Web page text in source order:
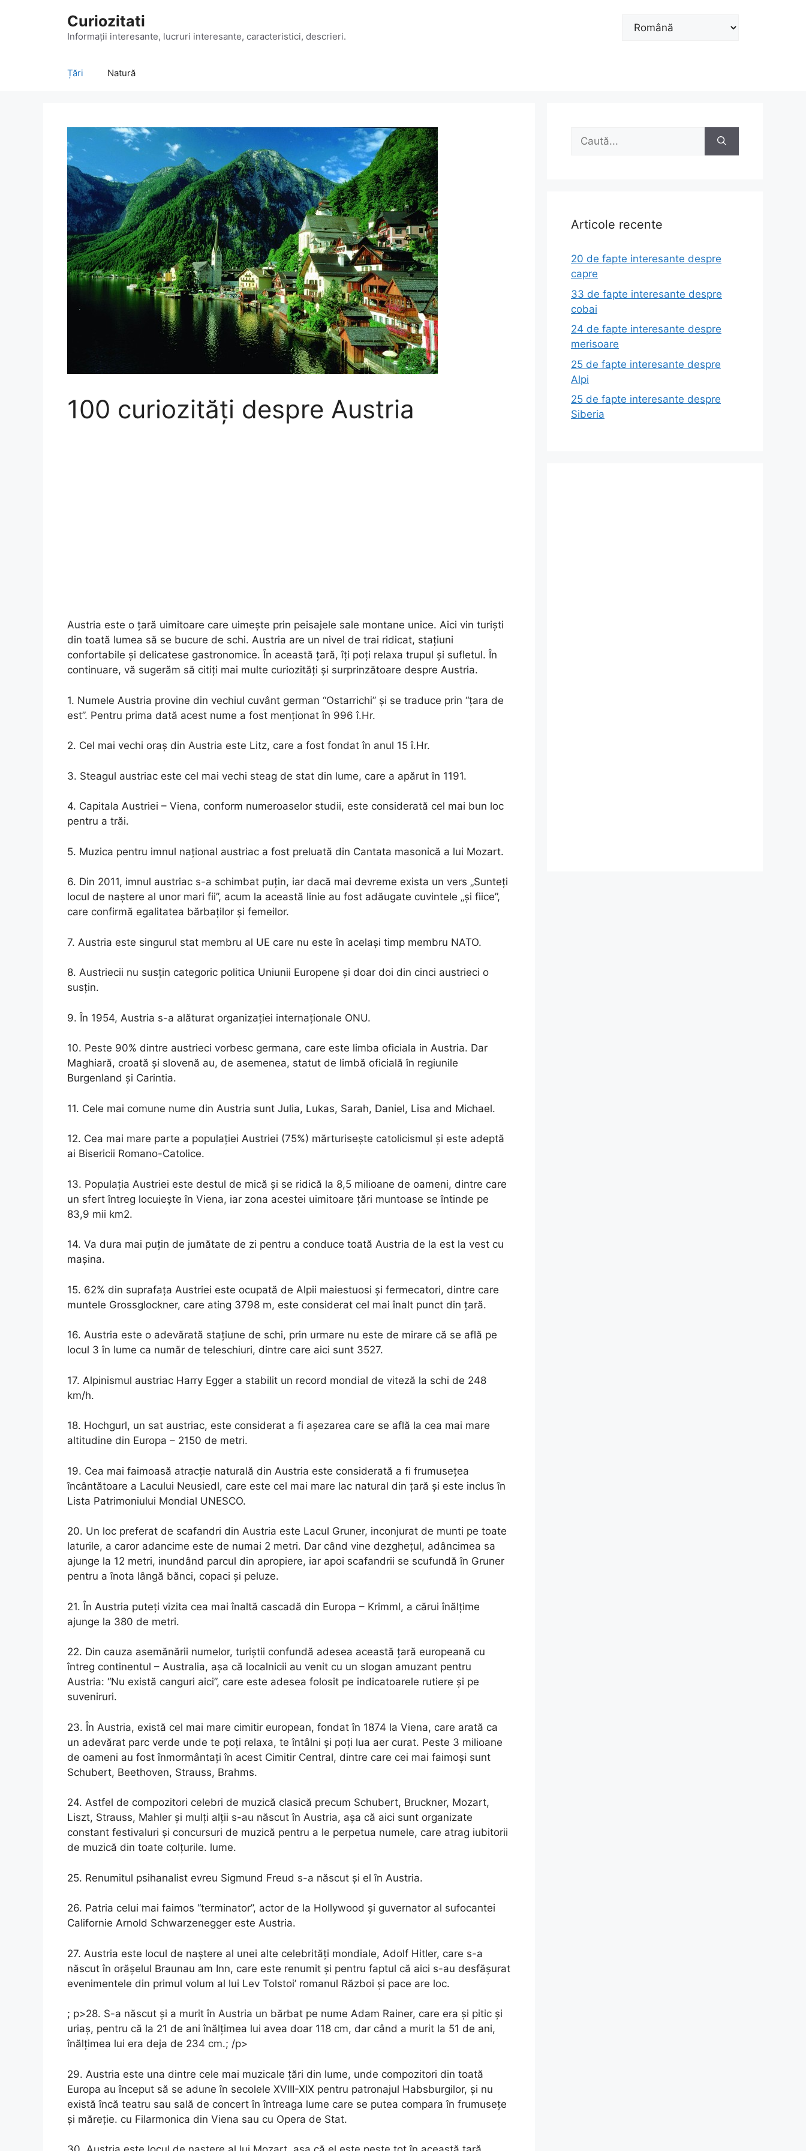
Curiozitati
Informații interesante, lucruri interesante, caracteristici, descrieri.
Alege
Țări Natură
100 curiozități despre Austria
Austria este o țară uimitoare care uimește prin peisajele sale montane unice. Aici vin turiști
din toată lumea să se bucure de schi. Austria are un nivel de trai ridicat, stațiuni
confortabile și delicatese gastronomice. În această țară, îți poți relaxa trupul și sufletul. În
continuare, vă sugerăm să citiți mai multe curiozități și surprinzătoare despre Austria.
1. Numele Austria provine din vechiul cuvânt german “Ostarrichi” și se traduce prin “țara de
est”. Pentru prima dată acest nume a fost menționat în 996 î.Hr.
2. Cel mai vechi oraș din Austria este Litz, care a fost fondat în anul 15 î.Hr.
3. Steagul austriac este cel mai vechi steag de stat din lume, care a apărut în 1191.
4. Capitala Austriei – Viena, conform numeroaselor studii, este considerată cel mai bun loc
pentru a trăi.
5. Muzica pentru imnul național austriac a fost preluată din Cantata masonică a lui Mozart.
6. Din 2011, imnul austriac s-a schimbat puțin, iar dacă mai devreme exista un vers „Sunteți
locul de naștere al unor mari fii”, acum la această linie au fost adăugate cuvintele „și fiice”,
care confirmă egalitatea bărbaților și femeilor.
7. Austria este singurul stat membru al UE care nu este în același timp membru NATO.
8. Austriecii nu susțin categoric politica Uniunii Europene și doar doi din cinci austrieci o
susțin.
9. În 1954, Austria s-a alăturat organizației internaționale ONU.
10. Peste 90% dintre austrieci vorbesc germana, care este limba oficiala in Austria. Dar
Maghiară, croată și slovenă au, de asemenea, statut de limbă oficială în regiunile
Burgenland și Carintia.
11. Cele mai comune nume din Austria sunt Julia, Lukas, Sarah, Daniel, Lisa and Michael.
12. Cea mai mare parte a populației Austriei (75%) mărturisește catolicismul și este adeptă
ai Bisericii Romano-Catolice.
13. Populația Austriei este destul de mică și se ridică la 8,5 milioane de oameni, dintre care
un sfert întreg locuiește în Viena, iar zona acestei uimitoare țări muntoase se întinde pe
83,9 mii km2.
14. Va dura mai puțin de jumătate de zi pentru a conduce toată Austria de la est la vest cu
mașina.
15. 62% din suprafața Austriei este ocupată de Alpii maiestuosi și fermecatori, dintre care
muntele Grossglockner, care ating 3798 m, este considerat cel mai înalt punct din țară.
16. Austria este o adevărată stațiune de schi, prin urmare nu este de mirare că se află pe
locul 3 în lume ca număr de teleschiuri, dintre care aici sunt 3527.
17. Alpinismul austriac Harry Egger a stabilit un record mondial de viteză la schi de 248
km/h.
18. Hochgurl, un sat austriac, este considerat a fi așezarea care se află la cea mai mare
altitudine din Europa – 2150 de metri.
19. Cea mai faimoasă atracție naturală din Austria este considerată a fi frumusețea
încântătoare a Lacului Neusiedl, care este cel mai mare lac natural din țară și este inclus în
Lista Patrimoniului Mondial UNESCO.
20. Un loc preferat de scafandri din Austria este Lacul Gruner, inconjurat de munti pe toate
laturile, a caror adancime este de numai 2 metri. Dar când vine dezghețul, adâncimea sa
ajunge la 12 metri, inundând parcul din apropiere, iar apoi scafandrii se scufundă în Gruner
pentru a înota lângă bănci, copaci și peluze.
21. În Austria puteți vizita cea mai înaltă cascadă din Europa – Krimml, a cărui înălțime
ajunge la 380 de metri.
22. Din cauza asemănării numelor, turiștii confundă adesea această țară europeană cu
întreg continentul – Australia, așa că localnicii au venit cu un slogan amuzant pentru
Austria: “Nu există canguri aici”, care este adesea folosit pe indicatoarele rutiere și pe
suveniruri.
23. În Austria, există cel mai mare cimitir european, fondat în 1874 la Viena, care arată ca
un adevărat parc verde unde te poți relaxa, te întâlni și poți lua aer curat. Peste 3 milioane
de oameni au fost înmormântați în acest Cimitir Central, dintre care cei mai faimoși sunt
Schubert, Beethoven, Strauss, Brahms.
24. Astfel de compozitori celebri de muzică clasică precum Schubert, Bruckner, Mozart,
Liszt, Strauss, Mahler și mulți alții s-au născut în Austria, așa că aici sunt organizate
constant festivaluri și concursuri de muzică pentru a le perpetua numele, care atrag iubitorii
de muzică din toate colțurile. lume.
25. Renumitul psihanalist evreu Sigmund Freud s-a născut și el în Austria.
26. Patria celui mai faimos “terminator”, actor de la Hollywood și guvernator al sufocantei
Californie Arnold Schwarzenegger este Austria.
27. Austria este locul de naștere al unei alte celebrități mondiale, Adolf Hitler, care s-a
născut în orășelul Braunau am Inn, care este renumit și pentru faptul că aici s-au desfășurat
evenimentele din primul volum al lui Lev Tolstoi’ romanul Război și pace are loc.
; p>28. S-a născut și a murit în Austria un bărbat pe nume Adam Rainer, care era și pitic și
uriaș, pentru că la 21 de ani înălțimea lui avea doar 118 cm, dar când a murit la 51 de ani,
înălțimea lui era deja de 234 cm.; /p>
29. Austria este una dintre cele mai muzicale țări din lume, unde compozitori din toată
Europa au început să se adune în secolele XVIII-XIX pentru patronajul Habsburgilor, și nu
există încă teatru sau sală de concert în întreaga lume care se putea compara în frumusețe
și măreție. cu Filarmonica din Viena sau cu Opera de Stat.
Caută
Articole recente
20 de fapte interesante despre
capre
33 de fapte interesante despre
cobai
24 de fapte interesante despre
merisoare
25 de fapte interesante despre
Alpi
25 de fapte interesante despre
Siberia